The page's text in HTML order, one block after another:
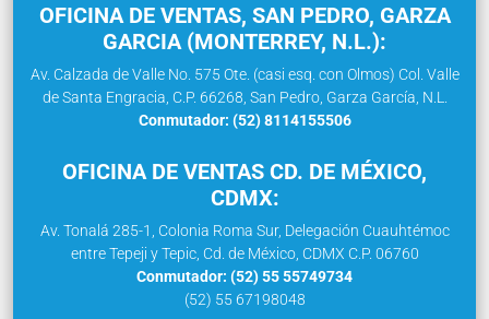
OFICINA DE VENTAS, SAN PEDRO, GARZA
GARCIA (MONTERREY, N.L.):
Av. Calzada de Valle No. 575 Ote. (casi esq. con Olmos) Col. Valle
de Santa Engracia, C.P. 66268, San Pedro, Garza García, N.L.
Conmutador: (52) 8114155506
OFICINA DE VENTAS CD. DE MÉXICO,
CDMX:
Av. Tonalá 285-1, Colonia Roma Sur, Delegación Cuauhtémoc
entre Tepeji y Tepic, Cd. de México, CDMX C.P. 06760
Conmutador: (52) 55 55749734
(52) 55 67198048